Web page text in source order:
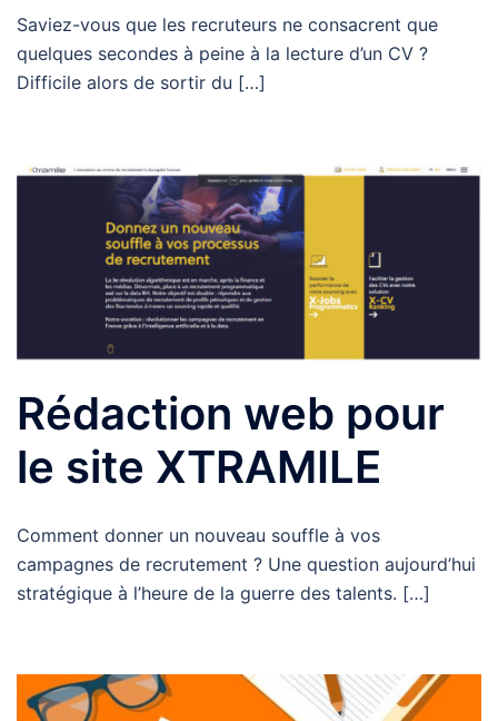
Saviez-vous que les recruteurs ne consacrent que
quelques secondes à peine à la lecture d’un CV ?
Difficile alors de sortir du […]
Rédaction web pour
le site XTRAMILE
Comment donner un nouveau souffle à vos
campagnes de recrutement ? Une question aujourd’hui
stratégique à l’heure de la guerre des talents. […]